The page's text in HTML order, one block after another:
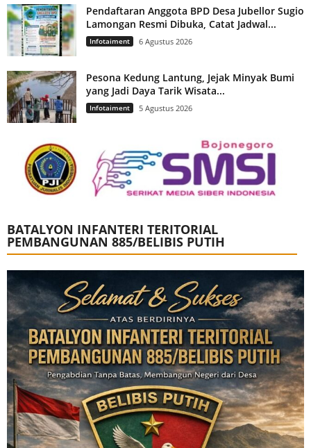
Pendaftaran Anggota BPD Desa Jubellor Sugio
Lamongan Resmi Dibuka, Catat Jadwal...
Infotaiment 6 Agustus 2026
Pesona Kedung Lantung, Jejak Minyak Bumi
yang Jadi Daya Tarik Wisata...
Infotaiment 5 Agustus 2026
BATALYON INFANTERI TERITORIAL
PEMBANGUNAN 885/BELIBIS PUTIH